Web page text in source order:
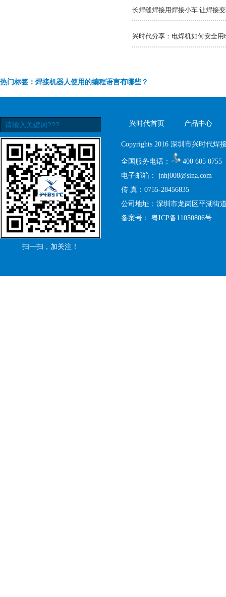
长焊缝焊接用焊接小车 让焊接
兴时代分享：电焊机如何安全用
热门标签：焊接机器人使用的编程语言有哪些？
扫一扫，加关注！
兴时代首页 产品中心
Copyrights 2016 深圳市兴时代焊
全国服务电话：
400 605 0755
电子邮箱： jnhj008@sina.com
传 真：0755-28456835
公司地址：深圳市龙岗区平湖街
备案号： 粤ICP备11050806号